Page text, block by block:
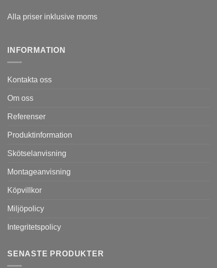
Alla priser inklusive moms
INFORMATION
Kontakta oss
Om oss
Referenser
Produktinformation
Skötselanvisning
Montageanvisning
Köpvillkor
Miljöpolicy
Integritetspolicy
SENASTE PRODUKTER